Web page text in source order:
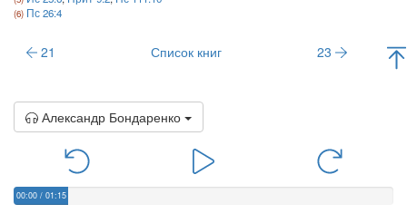
Пс 26:4
21 Список книг 23
Александр Бондаренко
00:00 / 01:15